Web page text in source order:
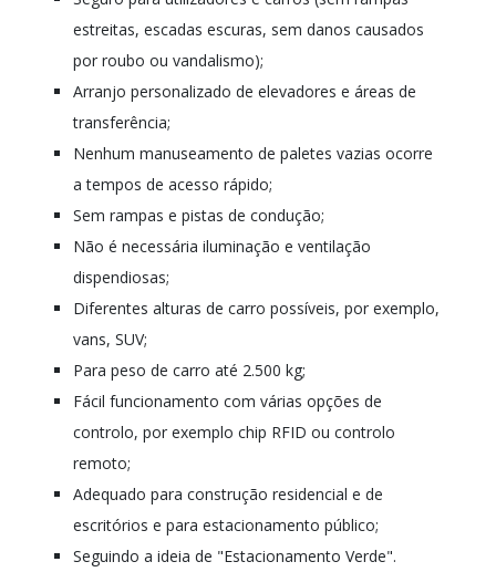
estreitas, escadas escuras, sem danos causados
por roubo ou vandalismo);
Arranjo personalizado de elevadores e áreas de
transferência;
Nenhum manuseamento de paletes vazias ocorre
a tempos de acesso rápido;
Sem rampas e pistas de condução;
Não é necessária iluminação e ventilação
dispendiosas;
Diferentes alturas de carro possíveis, por exemplo,
vans, SUV;
Para peso de carro até 2.500 kg;
Fácil funcionamento com várias opções de
controlo, por exemplo chip RFID ou controlo
remoto;
Adequado para construção residencial e de
escritórios e para estacionamento público;
Seguindo a ideia de "Estacionamento Verde".